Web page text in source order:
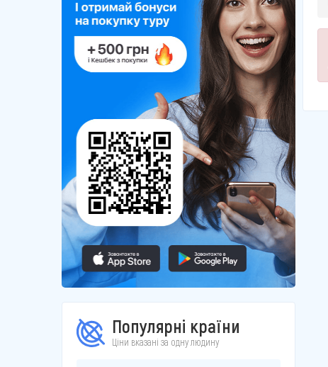
Популярні країни
Ціни вказані за одну людину